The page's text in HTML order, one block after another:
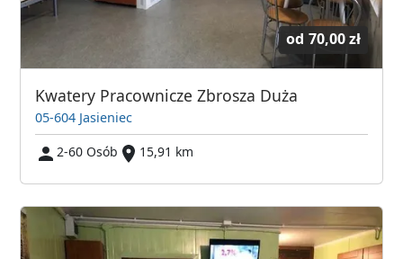
od 70,00 zł
Kwatery Pracownicze Zbrosza Duża
05-604 Jasieniec
2-60 Osób
15,91 km